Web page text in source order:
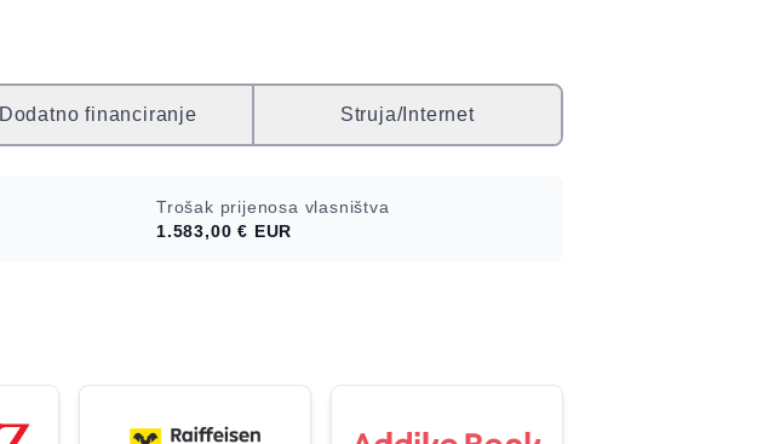
Dodatno financiranje Struja/Internet
Trošak prijenosa vlasništva
1.583,00 € EUR